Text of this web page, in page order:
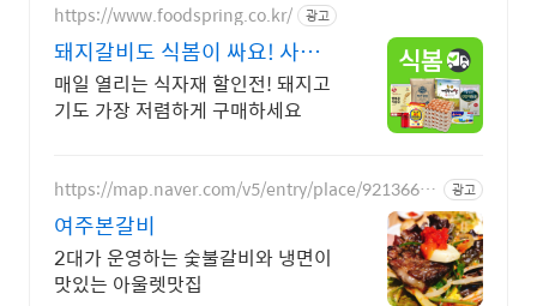
https://www.foodspring.co.kr/ 광고
돼지갈비도 식봄이 싸요! 사업
자 전용 특가
매일 열리는 식자재 할인전! 돼지고
기도 가장 저렴하게 구매하세요
https://map.naver.com/v5/entry/place/92136620 광고
여주본갈비
2대가 운영하는 숯불갈비와 냉면이
맛있는 아울렛맛집